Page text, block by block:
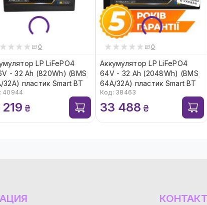
0
LP LiFePO4
- 32 Ah (820Wh) (BMS
32A) пластик Smart BT
40944
219 ₴
0
Аккумулятор LP LiFePO4
64V - 32 Ah (2048Wh) (BMS
64A/32А) пластик Smart BT
Код: 38463
33 488 ₴